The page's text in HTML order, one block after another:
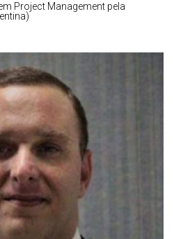
Project Management pela